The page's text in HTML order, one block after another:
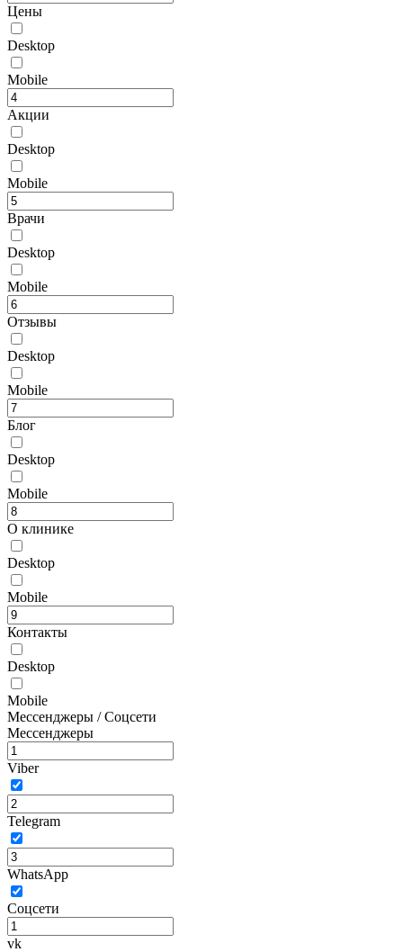
Цены
Desktop
Mobile
Акции
Desktop
Mobile
Врачи
Desktop
Mobile
Отзывы
Desktop
Mobile
Блог
Desktop
Mobile
О клинике
Desktop
Mobile
Контакты
Desktop
Mobile
Мессенджеры / Соцсети
Мессенджеры
Viber
Telegram
WhatsApp
Соцсети
vk